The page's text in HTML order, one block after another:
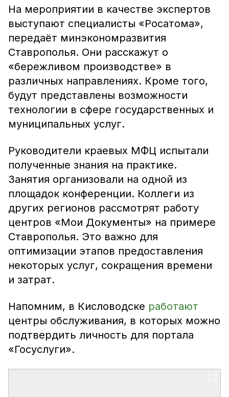
На мероприятии в качестве экспертов
выступают специалисты «Росатома»,
передаёт минэкономразвития
Ставрополья. Они расскажут о
«бережливом производстве» в
различных направлениях. Кроме того,
будут представлены возможности
технологии в сфере государственных и
муниципальных услуг.
Руководители краевых МФЦ испытали
полученные знания на практике.
Занятия организовали на одной из
площадок конференции. Коллеги из
других регионов рассмотрят работу
центров «Мои Документы» на примере
Ставрополья. Это важно для
оптимизации этапов предоставления
некоторых услуг, сокращения времени
и затрат.
Напомним, в Кисловодске работают
центры обслуживания, в которых можно
подтвердить личность для портала
«Госуслуги».